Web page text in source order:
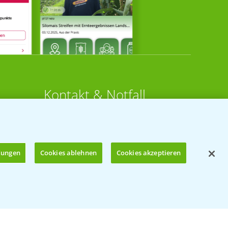
Kontakt & Notfall
KONTAKT
T.+49 (0)214/30-20220
Cookies ablehnen Cookies akzeptieren